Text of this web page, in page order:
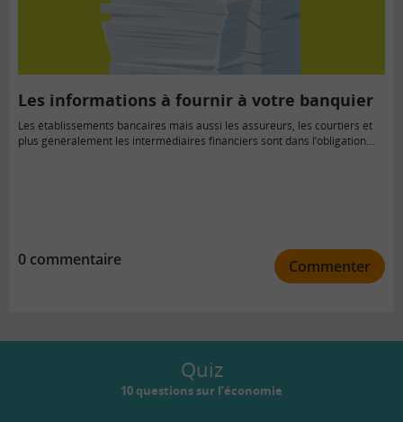
Les informations à fournir à votre banquier
Les établissements bancaires mais aussi les assureurs, les courtiers et
plus généralement les intermédiaires financiers sont dans l’obligation…
0 commentaire Commenter
Quiz
10 questions sur l’économie